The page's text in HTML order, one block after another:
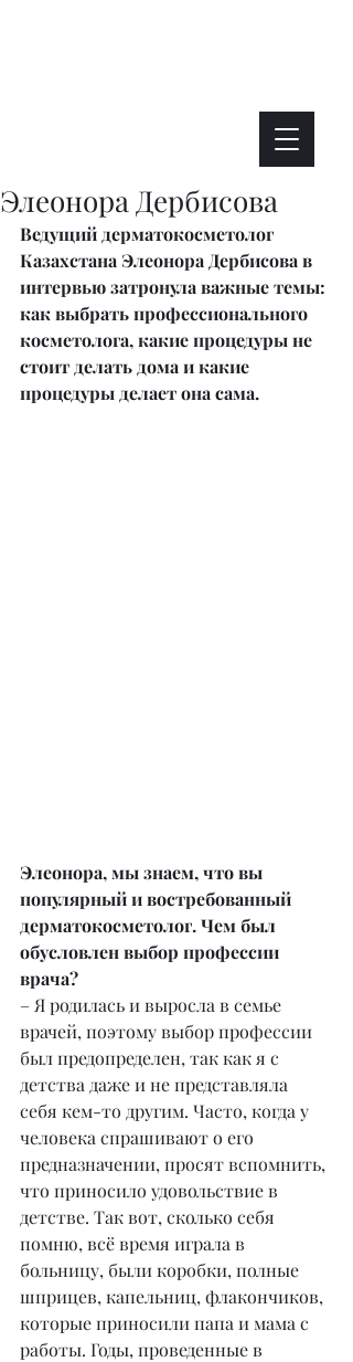
Элеонора Дербисова
Ведущий дерматокосметолог
Казахстана Элеонора Дербисова в
интервью затронула важные темы:
как выбрать профессионального
косметолога, какие процедуры не
стоит делать дома и какие
процедуры делает она сама.
Элеонора, мы знаем, что вы
популярный и востребованный
дерматокосметолог. Чем был
обусловлен выбор профессии
врача?
– Я родилась и выросла в семье
врачей, поэтому выбор профессии
был предопределен, так как я с
детства даже и не представляла
себя кем-то другим. Часто, когда у
человека спрашивают о его
предназначении, просят вспомнить,
что приносило удовольствие в
детстве. Так вот, сколько себя
помню, всё время играла в
больницу, были коробки, полные
шприцев, капельниц, флакончиков,
которые приносили папа и мама с
работы. Годы, проведенные в